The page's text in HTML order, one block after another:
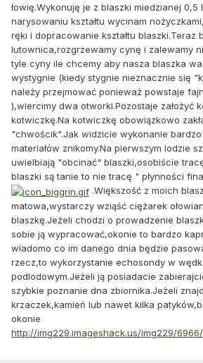
łowię.Wykonuję je z blaszki miedzianej 0,5
narysowaniu kształtu wycinam
ręki i dopracowanie kształtu blaszki.Teraz
lutownica,rozgrzewamy cynę i zalewamy
tyle cyny ile chcemy aby nasza blaszka
wystygnie (kiedy stygnie nieznacznie się
należy przejmować ponieważ powstaje
),wiercimy dwa otworki.Pozostaje założyć
kotwiczkę.Na kotwiczkę obowiązkowo
"chwościk".Jak widzicie wykonanie bardzo
materiałów znikomy.Na pierwszym lodzie
uwielbiają "obcinać" blaszki,osobiście
blaszki są tanie to nie tracę " płynności
.Większość z moich
matowa,wystarczy wziąść ciężarek
blaszkę.Jeżeli chodzi o prowadzenie
sobie ją wypracować,okonie to bardzo
wiadomo co im danego dnia będzie
rzecz,to wykorzystanie echosondy w
podlodowym.Jeżeli ją posiadacie
szybkie poznanie dna zbiornika.Jeżeli
krzaczek,kamień lub nawet kilka
okonie
http://img229.imageshack.us/img229/